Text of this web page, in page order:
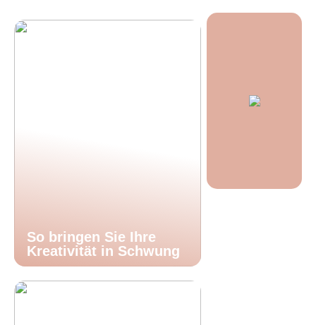
So bringen Sie Ihre
Kreativität in Schwung